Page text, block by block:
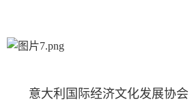
意⼤利国际经济⽂化发展协会